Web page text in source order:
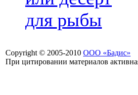
для рыбы
Copyright © 2005-2010 ООО «Бадис»
При цитировании материалов